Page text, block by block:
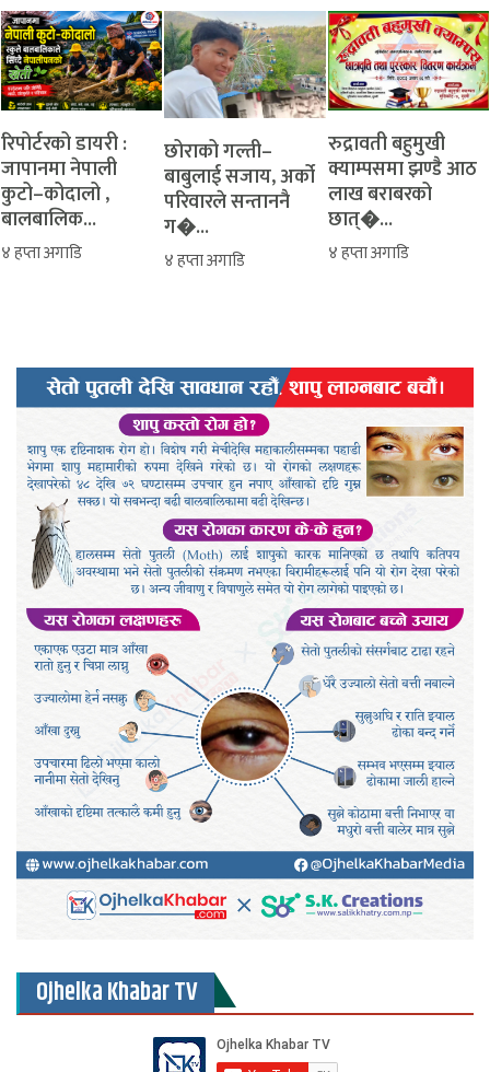
रिपोर्टरको डायरी :
जापानमा नेपाली
कुटो–कोदालो ,
बालबालिक...
४ हप्ता अगाडि
‎​छोराको गल्ती–
बाबुलाई सजाय, अर्को
परिवारले सन्ताननै
ग�...
४ हप्ता अगाडि
रुद्रावती बहुमुखी
क्याम्पसमा झण्डै आठ
लाख बराबरको
छात्�...
४ हप्ता अगाडि
Ojhelka Khabar TV